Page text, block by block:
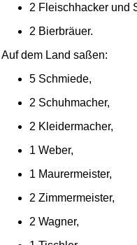
2 Fleischhacker und
2 Bierbräuer.
Auf dem Land saßen:
5 Schmiede,
2 Schuhmacher,
2 Kleidermacher,
1 Weber,
1 Maurermeister,
2 Zimmermeister,
2 Wagner,